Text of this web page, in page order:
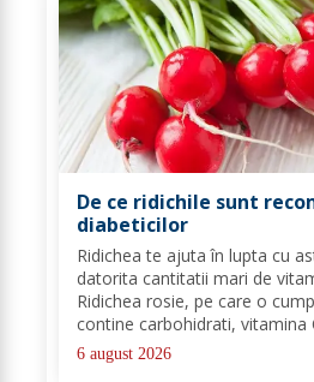
De ce ridichile sunt
diabeticilor
Ridichea te ajuta în lupta cu
datorita cantitatii mari de
Ridichea rosie, pe care o
contine carbohidrati, vitamina
25%, vitamina B, acid folic,
alte componente ce-ti sunt de...
6 august 2026